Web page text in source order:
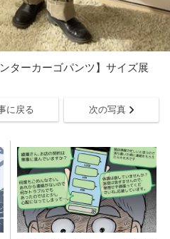
ターカーゴパンツ】サイズ展
に戻る 次の写真